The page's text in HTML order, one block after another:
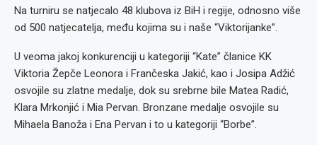
Na turniru se natjecalo 48 klubova iz BiH i regije, odnosno više
od 500 natjecatelja, među kojima su i naše “Viktorijanke”.
U veoma jakoj konkurenciji u kategoriji “Kate” članice KK
Viktoria Žepče Leonora i Frančeska Jakić, kao i Josipa Adžić
osvojile su zlatne medalje, dok su srebrne bile Matea Radić,
Klara Mrkonjić i Mia Pervan. Bronzane medalje osvojile su
Mihaela Banoža i Ena Pervan i to u kategoriji “Borbe”.